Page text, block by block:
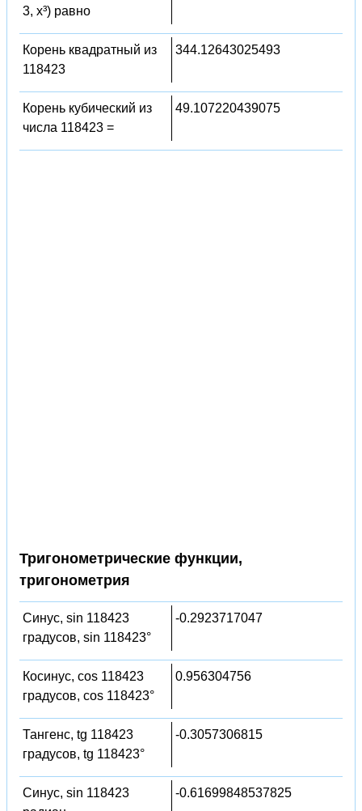
3, x³) равно
Корень квадратный из
118423
344.12643025493
Корень кубический из
числа 118423 =
49.107220439075
Тригонометрические функции,
тригонометрия
Синус, sin 118423
градусов, sin 118423°
-0.2923717047
Косинус, cos 118423
градусов, cos 118423°
0.956304756
Тангенс, tg 118423
градусов, tg 118423°
-0.3057306815
Синус, sin 118423
-0.61699848537825